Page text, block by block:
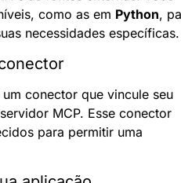
como as em Python,
necessidades específicas.
conector que vincule seu
MCP. Esse conector
para permitir uma